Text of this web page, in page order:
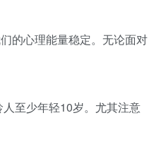
的心理能量稳定。无论面对
至少年轻10岁。尤其注意